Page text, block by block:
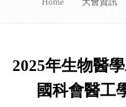
2025年生物醫
國科會醫工